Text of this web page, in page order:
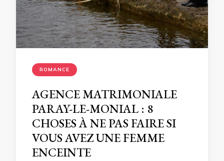
ROMANCE
AGENCE MATRIMONIALE
PARAY-LE-MONIAL : 8
CHOSES À NE PAS FAIRE SI
VOUS AVEZ UNE FEMME
ENCEINTE